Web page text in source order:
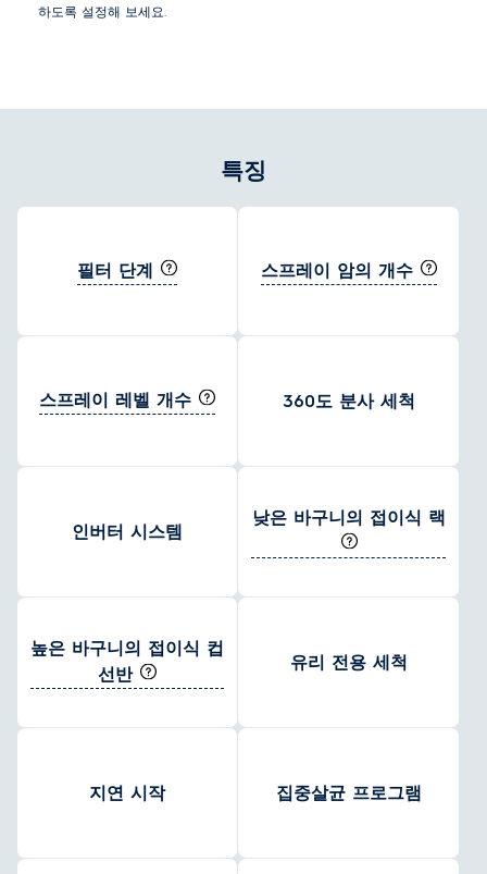
하도록 설정해 보세요.
특징
필터 단계 스프레이 암의 개수
스프레이 레벨 개수 360도 분사 세척
인버터 시스템
낮은 바구니의 접이식 랙
높은 바구니의 접이식 컵
선반
유리 전용 세척
지연 시작 집중살균 프로그램